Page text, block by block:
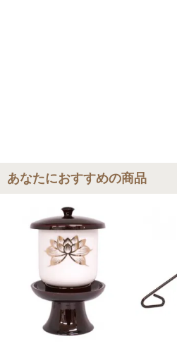
あなたにおすすめの商品